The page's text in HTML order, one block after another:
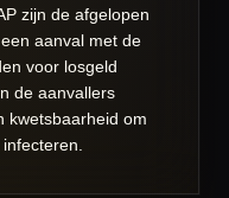
zijn de afgelopen
aanval met de
voor losgeld
de aanvallers
kwetsbaarheid om